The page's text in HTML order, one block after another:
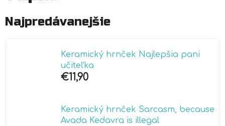
Najpredávanejšie
Keramický hrnček Najlepšia pani
učiteľka
€11,90
Keramický hrnček Sarcasm, because
Avada Kedavra is illegal